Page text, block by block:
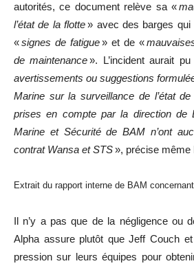
autorités, ce document relève sa «
l’état de la flotte» avec des barges qui
«signes de fatigue» et de «
de maintenance». L’incident aurait
avertissements ou suggestions
Marine sur la surveillance de l’état
prises en compte par la direction de
Marine et Sécurité de BAM n’ont
contrat Wansa et STS», précise même
Extrait du rapport interne de BAM
Il n’y a pas que de la négligence ou
Alpha assure plutôt que Jeff Couch
pression sur leurs équipes pour